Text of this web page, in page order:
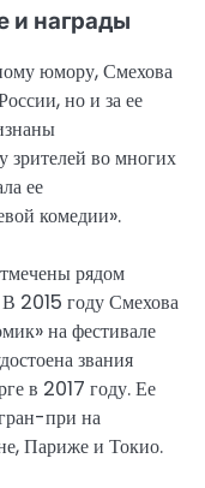
и награды
юмору, Смехова
но и за ее
зрителей во многих
ее
комедии».
рядом
2015 году Смехова
на фестивале
звания
в 2017 году. Ее
при на
Париже и Токио.